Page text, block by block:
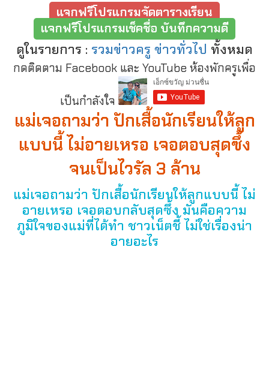
แจกฟรีโปรแกรมจัดตารางเรียน
แจกฟรีโปรแกรมเช็คชื่อ บันทึกความดี
ดูในรายการ : รวมข่าวครู ข่าวทั่วไป ทั้งหมด
กดติดตาม Facebook และ YouTube ห้องพักครูเพื่อ
เป็นกำลังใจ
แม่เจอถามว่า ปักเสื้อนักเรียนให้ลูก
แบบนี้ ไม่อายเหรอ เจอตอบสุดซึ้ง
จนเป็นไวรัล 3 ล้าน
แม่เจอถามว่า ปักเสื้อนักเรียนให้ลูกแบบนี้ ไม่
อายเหรอ เจอตอบกลับสุดซึ้ง มันคือความ
ภูมิใจของแม่ที่ได้ทำ ชาวเน็ตชี้ ไม่ใช่เรื่องน่า
อายอะไร